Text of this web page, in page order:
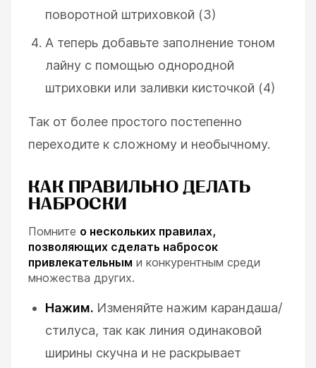
поворотной штриховкой (3)
А теперь добавьте заполнение тоном
лайну с помощью однородной
штриховки или заливки кисточкой (4)
Так от более простого постепенно
переходите к сложному и необычному.
КАК ПРАВИЛЬНО ДЕЛАТЬ
НАБРОСКИ
Помните о нескольких правилах,
позволяющих сделать набросок
привлекательным и конкурентным среди
множества других.
Нажим. Изменяйте нажим карандаша/
стилуса, так как линия одинаковой
ширины скучна и не раскрывает